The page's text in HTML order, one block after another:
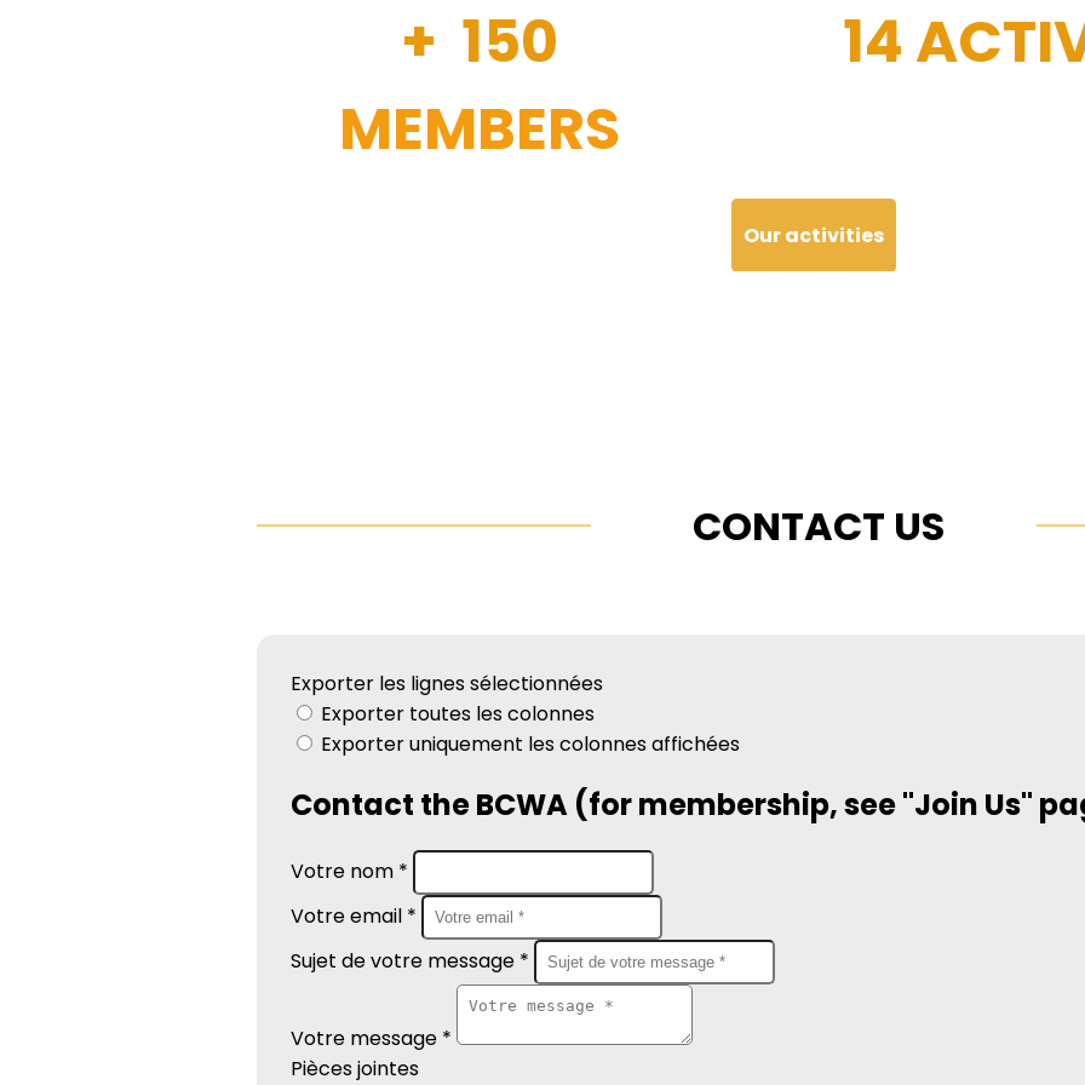
+ 150
MEMBERS
14
Our activities
CONTACT US